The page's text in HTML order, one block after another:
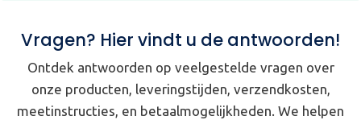
Vragen? Hier vindt u de antwoorden!
Ontdek antwoorden op veelgestelde vragen over
onze producten, leveringstijden, verzendkosten,
meetinstructies, en betaalmogelijkheden. We helpen